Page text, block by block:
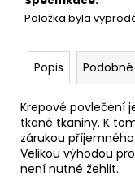
Položka byla
Popis Podobné
Krepové povlečení
tkané tkaniny. K
zárukou
Velikou výhodou
není nutné žehlit.
66,10